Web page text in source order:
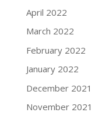
April 2022
March 2022
February 2022
January 2022
December 2021
November 2021